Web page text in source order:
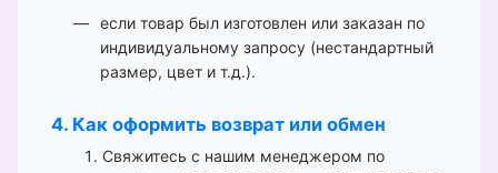
если товар был изготовлен или заказан по
индивидуальному запросу (нестандартный
размер, цвет и т.д.).
4. Как оформить возврат или обмен
Свяжитесь с нашим менеджером по